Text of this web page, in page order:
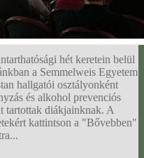
hét keretein belül
a Semmelweis Egyetem
hallgatói osztályonként
és alkohol prevenciós
tartottak diákjainknak. A
kattintson a "Bővebben"